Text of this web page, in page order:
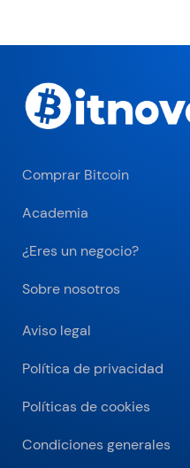
Comprar Bitcoin
Academia
¿Eres un negocio?
Sobre nosotros
Aviso legal
Política de privacidad
Políticas de cookies
Condiciones generales